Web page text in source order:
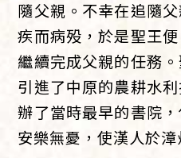
隨父親。不幸在追隨
疾而病殁，於是聖王
繼續完成父親的任務
引進了中原的農耕水
辦了當時最早的書院
安樂無憂，使漢人於